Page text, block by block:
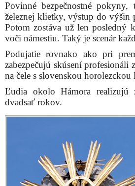
Povinné bezpečnostné
železnej klietky, výstup do výšin
Potom zostáva už len posledný
voči námestiu. Taký je scenár
Podujatie rovnako ako pri
zabezpečujú skúsení
na čele s slovenskou
Ľudia okolo Hámora
dvadsať rokov.